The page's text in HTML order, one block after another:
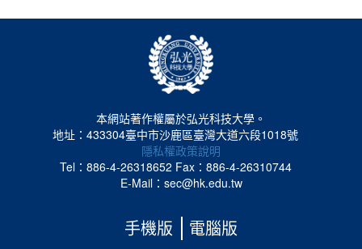
本網站著作權屬於弘光科技大學。
地址：433304臺中市沙鹿區臺灣大道六段1018號
隱私權政策說明
Tel：886-4-26318652 Fax：886-4-26310744
E-Mail：sec@hk.edu.tw
手機版 電腦版